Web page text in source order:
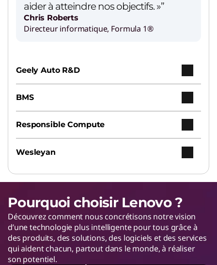
aider à atteindre nos objectifs. »”
Chris Roberts
Directeur informatique, Formula 1®
Geely Auto R&D
BMS
Responsible Compute
Wesleyan
Pourquoi choisir Lenovo ?
Découvrez comment nous concrétisons notre vision
d’une technologie plus intelligente pour tous grâce à
des produits, des solutions, des logiciels et des services
qui aident chacun, partout dans le monde, à réaliser
son potentiel.